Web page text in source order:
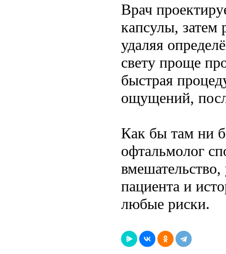
Врач
капсулы, затем
удаляя
свету проще
быстрая
ощущений,
Как бы там ни
офтальмолог
пациента и
любые риски.